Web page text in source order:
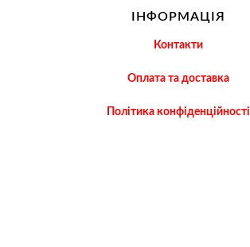
ІНФОРМАЦІЯ
Контакти
Оплата та доставка
Політика конфіденційності